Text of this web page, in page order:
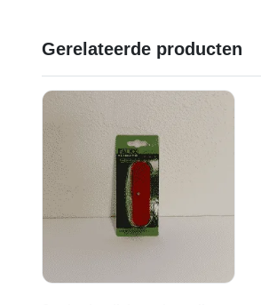
Gerelateerde producten